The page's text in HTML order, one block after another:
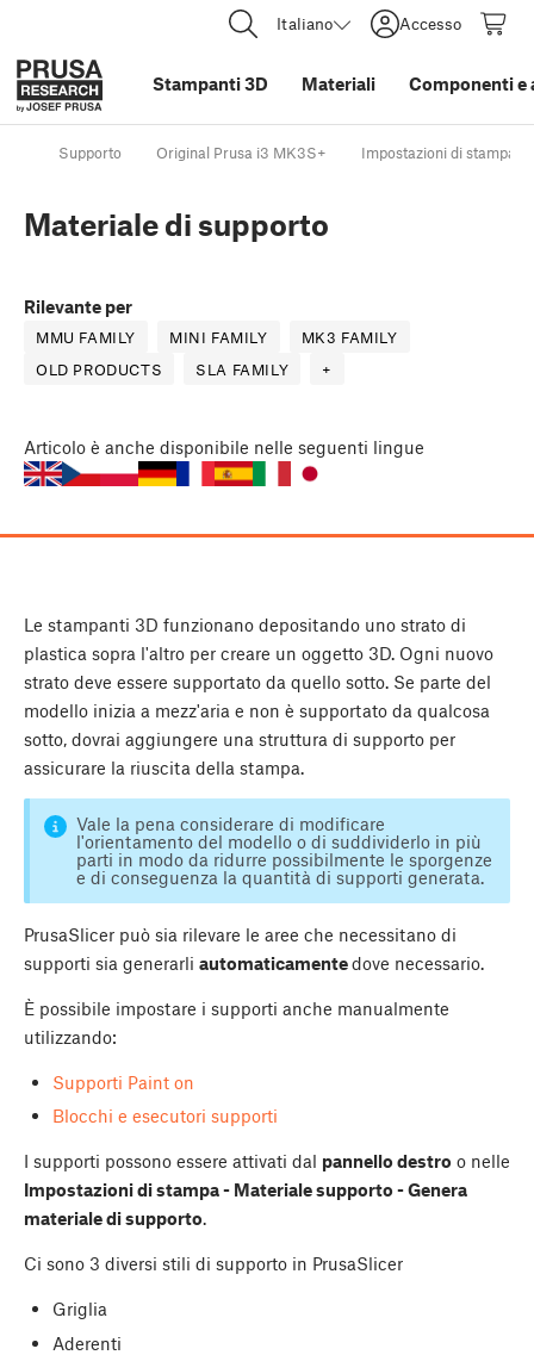
Italiano Accesso
Stampanti 3D Materiali Componenti e
Supporto Original Prusa i3 MK3S+ Impostazioni di stampa
Materiale di supporto
Rilevante per
MMU FAMILY MINI FAMILY
MK3 FAMILY
OLD PRODUCTS
SLA FAMILY +
Articolo è anche disponibile nelle seguenti lingue
Le stampanti 3D funzionano depositando uno strato di
plastica sopra l'altro per creare un oggetto 3D. Ogni nuovo
strato deve essere supportato da quello sotto. Se parte del
modello inizia a mezz'aria e non è supportato da qualcosa
sotto, dovrai aggiungere una struttura di supporto per
assicurare la riuscita della stampa.
Vale la pena considerare di modificare
l'orientamento del modello o di suddividerlo in più
parti in modo da ridurre possibilmente le sporgenze
e di conseguenza la quantità di supporti generata.
PrusaSlicer può sia rilevare le aree che necessitano di
supporti sia generarli automaticamentedove necessario.
È possibile impostare i supporti anche manualmente
utilizzando:
Supporti Paint on
Blocchi e esecutori supporti
I supporti possono essere attivati dal pannello destro o nelle
Impostazioni di stampa - Materiale supporto - Genera
materiale di supporto.
Ci sono 3 diversi stili di supporto in PrusaSlicer
Griglia
Aderenti